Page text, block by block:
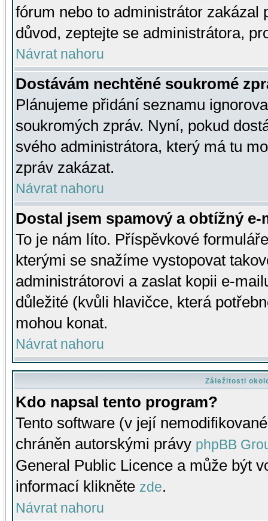
fórum nebo to administrátor zakázal
důvod, zeptejte se administrátora,
Návrat nahoru
Dostávám nechtěné soukromé
Plánujeme přidání seznamu
soukromých zpráv. Nyní, pokud
svého administrátora, který má tu
zpráv zakázat.
Návrat nahoru
Dostal jsem spamový a obtížný
To je nám líto. Příspěvkové
kterými se snažíme vystopovat
administrátorovi a zaslat kopii e-
důležité (kvůli hlavičce, která
mohou konat.
Návrat nahoru
Záležitosti
Kdo napsal tento program?
Tento software (v její
chráněn autorskými právy phpBB
General Public Licence a může být
informací klikněte zde.
Návrat nahoru